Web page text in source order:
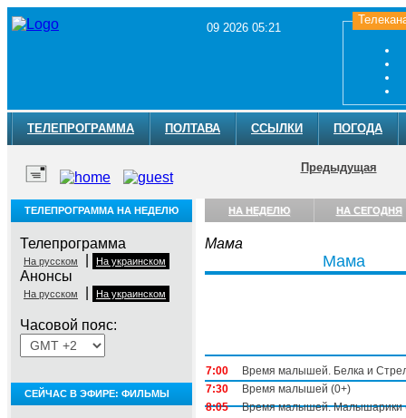
09 2026 05:21
ТЕЛЕПРОГРАММА ПОЛТАВА ССЫЛКИ ПОГОДА
Предыдущая
ТЕЛЕПРОГРАММА НА НЕДЕЛЮ
Телепрограмма
На русском На украинском
Анонсы
На русском На украинском
Часовой пояс:
СЕЙЧАС В ЭФИРЕ: ФИЛЬМЫ
НА НЕДЕЛЮ НА СЕГОДНЯ
Мама
Мама
7:00
Время малышей. Белка и
7:30
Время малышей (0+)
8:05
Время малышей. Малышарики